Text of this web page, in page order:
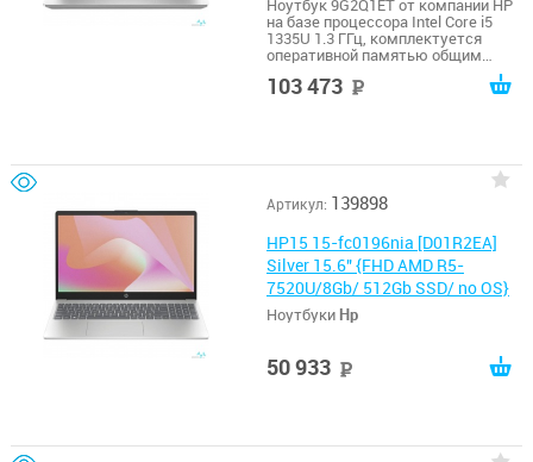
Ноутбук 9G2Q1ET от компании HP
на базе процессора Intel Core i5
1335U 1.3 ГГц, комплектуется
оперативной памятью общим
103 473
Артикул: 139898
HP15 15-fc0196nia [D01R2EA]
Silver 15.6" {FHD AMD R5-
7520U/8Gb/ 512Gb SSD/ no OS}
Ноутбуки Hp
50 933